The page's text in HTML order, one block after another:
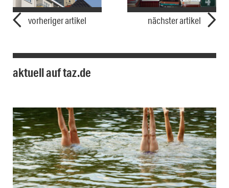
vorheriger artikel nächster artikel
aktuell auf taz.de